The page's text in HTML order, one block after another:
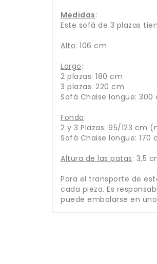
Medidas:
Este sofá de 3 plazas
Alto: 106 cm
Largo:
2 plazas: 180 cm
3 plazas: 220 cm
Sofá Chaise longue: 300
Fondo:
2 y 3 Plazas: 95/123 cm
Sofá Chaise longue: 170
Altura de las patas: 3,5
Para el transporte de
cada pieza. Es
puede embalarse en